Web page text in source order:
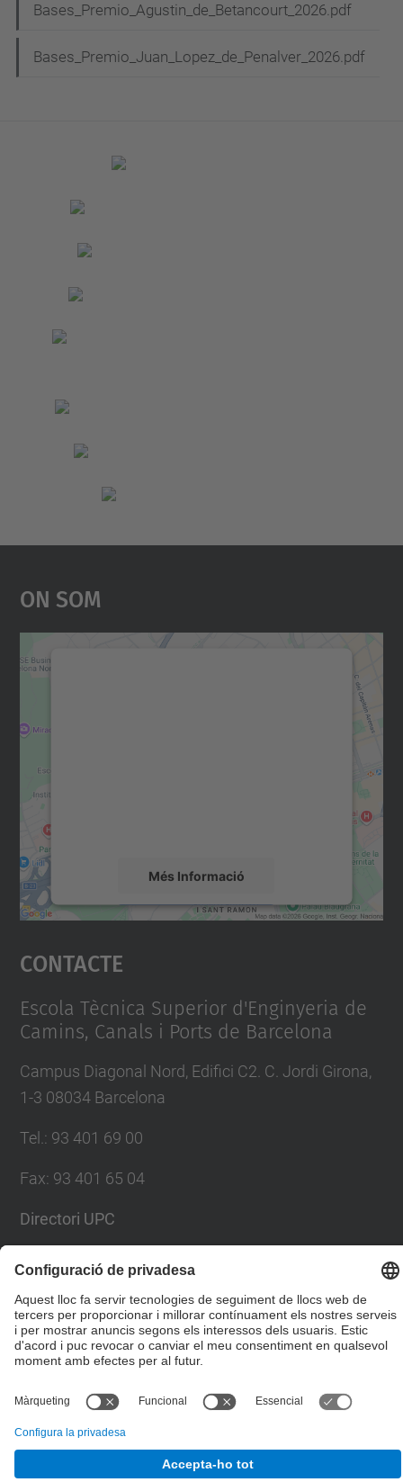
Bases_Premio_Agustin_de_Betancourt_2026.pdf
Bases_Premio_Juan_Lopez_de_Penalver_2026.pdf
On Som
Més Informació
Accepta
powered by
Contacte
Escola Tècnica Superior d'Enginyeria de
Camins, Canals i Ports de Barcelona
Campus Diagonal Nord, Edifici C2. C. Jordi Girona,
1-3 08034 Barcelona
Tel.: 93 401 69 00
Fax: 93 401 65 04
Directori UPC
Formulari de contacte
© UPCEscola Tècnica Superior d'Enginyers de Camins,
Desenvolupat amb
Mapa del lloc Accessibilitat